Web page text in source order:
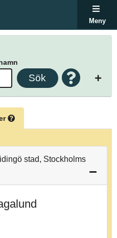
Meny
Sök
stad, Stockholms